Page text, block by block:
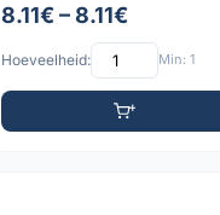
8.11€ – 8.11€
Hoeveelheid: Min: 1